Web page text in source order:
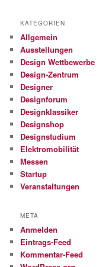
KATEGORIEN
Allgemein
Ausstellungen
Design Wettbewerbe
Design-Zentrum
Designer
Designforum
Designklassiker
Designshop
Designstudium
Elektromobilität
Messen
Startup
Veranstaltungen
META
Anmelden
Eintrags-Feed
Kommentar-Feed